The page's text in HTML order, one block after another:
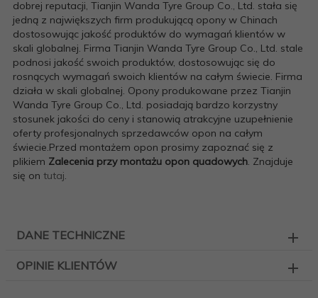
dobrej reputacji, Tianjin Wanda Tyre Group Co., Ltd. stała się
jedną z największych firm produkującą opony w Chinach
dostosowując jakość produktów do wymagań klientów w
skali globalnej. Firma Tianjin Wanda Tyre Group Co., Ltd. stale
podnosi jakość swoich produktów, dostosowując się do
rosnących wymagań swoich klientów na całym świecie. Firma
działa w skali globalnej. Opony produkowane przez Tianjin
Wanda Tyre Group Co., Ltd. posiadają bardzo korzystny
stosunek jakości do ceny i stanowią atrakcyjne uzupełnienie
oferty profesjonalnych sprzedawców opon na całym
świecie.Przed montażem opon prosimy zapoznać się z
plikiem Zalecenia przy montażu opon quadowych. Znajduje
się on tutaj.
DANE TECHNICZNE
OPINIE KLIENTÓW